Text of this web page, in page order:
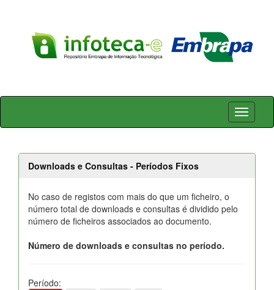
Skip
Downloads e Consultas - Períodos Fixos
No caso de registos com mais do que um ficheiro, o
número total de downloads e consultas é dividido pelo
número de ficheiros associados ao documento.
Número de downloads e consultas no período.
Período: